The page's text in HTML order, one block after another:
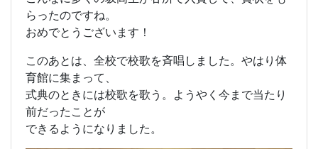
こんなに多くの坂高生が各所で入賞して、賞状をも
らったのですね。
おめでとうございます！
このあとは、全校で校歌を斉唱しました。やはり体